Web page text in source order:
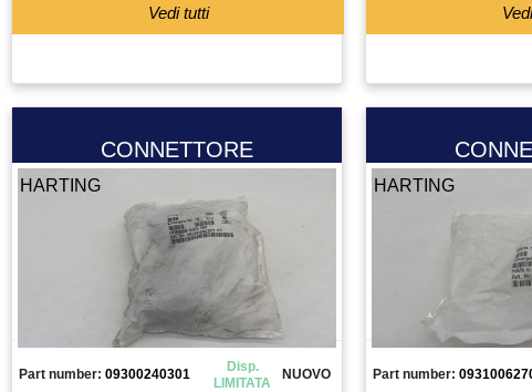
ELETTROMANDRINO
ELETTROVALVOLA VALVOLA
ENCODER
ESTRUSORE
FERRITE TORROIDALE
GRUPPO TRATTAMENTO ARIA
Vedi tutti
CONNETTORE
HARTING
Part number: 09300240301
Disp.
LIMITATA
NUOVO
HARTING
Part number: